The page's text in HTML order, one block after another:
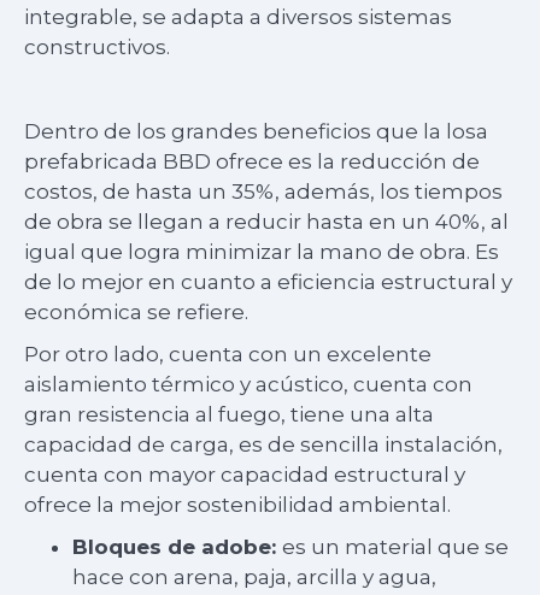
integrable, se adapta a diversos sistemas
constructivos.
Dentro de los grandes beneficios que la losa
prefabricada BBD ofrece es la reducción de
costos, de hasta un 35%, además, los tiempos
de obra se llegan a reducir hasta en un 40%, al
igual que logra minimizar la mano de obra. Es
de lo mejor en cuanto a eficiencia estructural y
económica se refiere.
Por otro lado, cuenta con un excelente
aislamiento térmico y acústico, cuenta con
gran resistencia al fuego, tiene una alta
capacidad de carga, es de sencilla instalación,
cuenta con mayor capacidad estructural y
ofrece la mejor sostenibilidad ambiental.
Bloques de adobe: es un material que se
hace con arena, paja, arcilla y agua,